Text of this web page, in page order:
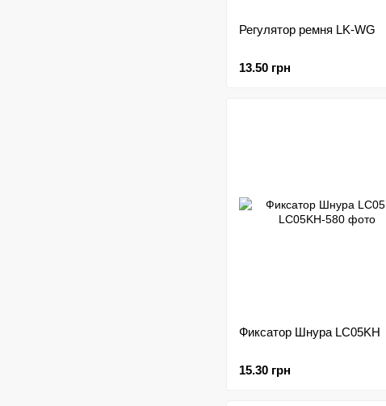
Регулятор ремня LK-WG
13.50 грн
Фиксатор Шнура LC05KH
15.30 грн